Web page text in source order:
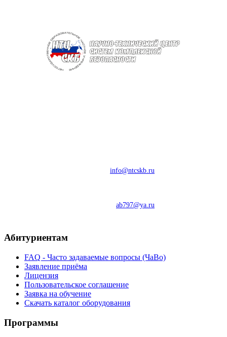
info@ntcskb.ru
ab797@ya.ru
Абитуриентам
FAQ - Часто задаваемые вопросы (ЧаВо)
Заявление приёма
Лицензия
Пользовательское соглашение
Заявка на обучение
Скачать каталог оборудования
Программы